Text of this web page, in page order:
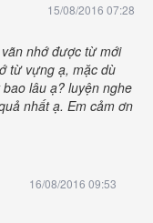
15/08/2016 07:28
nhớ được từ mới
từ vựng ạ, mặc dù
lâu ạ? luyện nghe
nhất ạ. Em cảm ơn
16/08/2016 09:53